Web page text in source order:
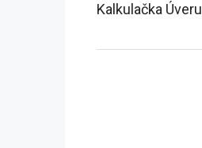
Kalkulačka Úveru